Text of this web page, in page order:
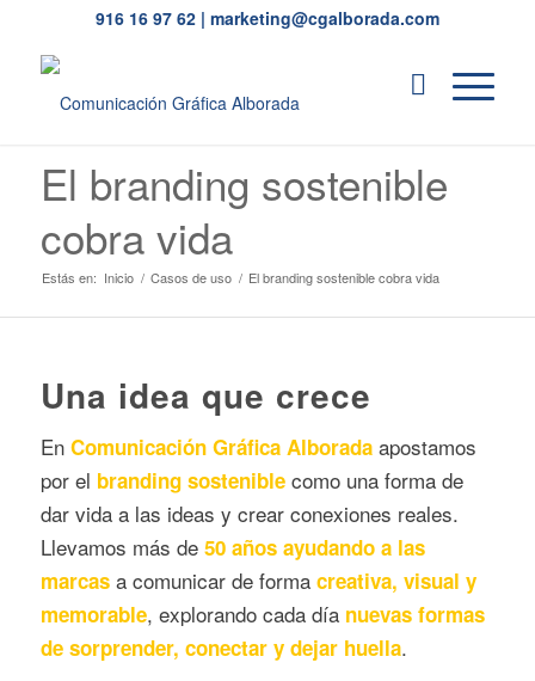
916 16 97 62| marketing@cgalborada.com
El branding sostenible
cobra vida
Estás en: Inicio / Casos de uso / El branding sostenible cobra vida
Una idea que crece
En Comunicación Gráfica Alboradaapostamos
por el branding sosteniblecomo una forma de
dar vida a las ideas y crear conexiones reales.
Llevamos más de 50 años ayudando a las
marcasa comunicar de forma creativa, visual y
memorable, explorando cada día nuevas formas
de sorprender, conectar y dejar huella.